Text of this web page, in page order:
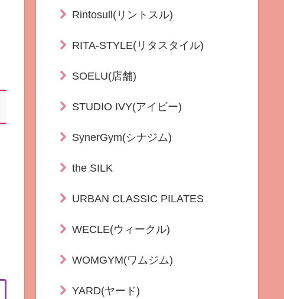
Rintosull(リントスル)
RITA-STYLE(リタスタイル)
SOELU(店舗)
STUDIO IVY(アイビー)
SynerGym(シナジム)
the SILK
URBAN CLASSIC PILATES
WECLE(ウィークル)
WOMGYM(ワムジム)
YARD(ヤード)